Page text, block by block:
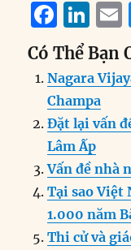
F
a
c
e
b
o
o
k
Li
n
k
e
d
I
n
l
Có Thể Bạn
Nagara
Champa
Đặt lại vấn
Lâm Ấp
Vấn đề nhà
Tại sao Việt
1.000 năm
Thi cử và